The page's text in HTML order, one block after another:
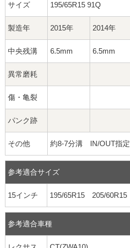
持ち込み交換工賃
サイズ 195/65R15 91Q
製造年 2015年 2014年
中央残溝 6.5mm 6.5mm
異常磨耗
傷・亀裂
パンク跡
その他 約8-7分溝 IN/OUT指定
参考適合サイズ
15インチ 195/65R15 205/60R15
参考適合車種